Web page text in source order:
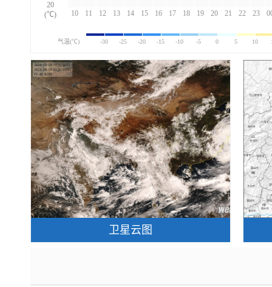
10 11 12 13 14 15 16 17 18 19 20 21 22 23
20
(℃)
气温(℃) -30 -25 -20 -15 -10 -5 0 5 10
卫星云图